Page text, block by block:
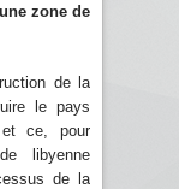
zone de
de la
le pays
et ce, pour
libyenne
de la